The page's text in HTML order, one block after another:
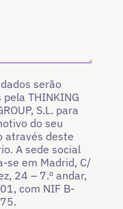
serão
THINKING
S.L. para
do seu
através deste
A sede social
se em Madrid, C/
24 – 7.º andar,
com NIF B-